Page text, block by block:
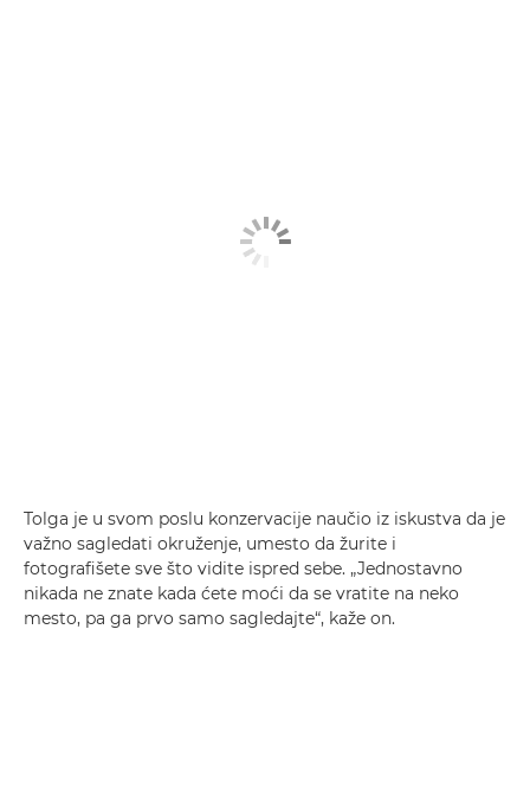
Tolga je u svom poslu konzervacije naučio iz iskustva da je
važno sagledati okruženje, umesto da žurite i
fotografišete sve što vidite ispred sebe. „Jednostavno
nikada ne znate kada ćete moći da se vratite na neko
mesto, pa ga prvo samo sagledajte“, kaže on.